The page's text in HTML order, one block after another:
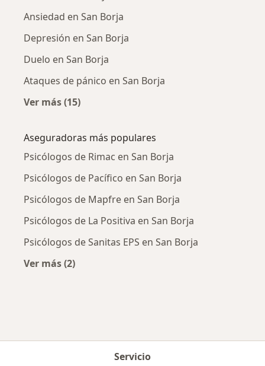
Ansiedad en San Borja
Depresión en San Borja
Duelo en San Borja
Ataques de pánico en San Borja
Ver más (15)
Aseguradoras más populares
Psicólogos de Rimac en San Borja
Psicólogos de Pacífico en San Borja
Psicólogos de Mapfre en San Borja
Psicólogos de La Positiva en San Borja
Psicólogos de Sanitas EPS en San Borja
Ver más (2)
Servicio